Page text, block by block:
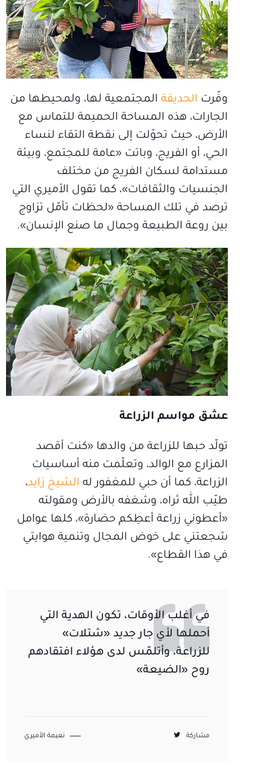
وفّرت الحديقة المجتمعية لها، ولمحيطها من
الجارات، هذه المساحة الحميمة للتماس مع
الأرض، حيث تحوّلت إلى نقطة التقاء لنساء
الحي، أو الفريج، وباتت «عامة للمجتمع، وبيئة
مستدامة لسكان الفريج من مختلف
الجنسيات والثقافات»، كما تقول الأميري التي
ترصد في تلك المساحة «لحظات تأمّل تزاوج
بين روعة الطبيعة وجمال ما صنع الإنسان».
عشق مواسم الزراعة
تولّد حبها للزراعة من والدها «كنت أقصد
المزارع مع الوالد، وتعلّمت منه أساسيات
الزراعة، كما أن حبي للمغفور له الشيخ زايد،
طيّب الله ثراه، وشغفه بالأرض ومقولته
«أعطوني زراعة أعطِكم حضارة»، كلها عوامل
شجعتني على خوض المجال وتنمية هوايتي
في هذا القطاع».
في أغلب الأوقات، تكون الهدية التي
أحملها لأي جار جديد «شتلات»
للزراعة، وأتلمّس لدى هؤلاء افتقادهم
روح «الضيعة»
مشاركة نعيمة الأميري